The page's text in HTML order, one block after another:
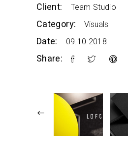
Client: Team Studio
Category: Visuals
Date: 09.10.2018
Share: